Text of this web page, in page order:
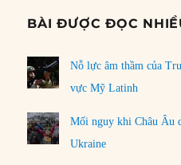
BÀI ĐƯỢC ĐỌC
Nỗ lực âm thầm của
vực Mỹ Latinh
Mối nguy khi Châu Âu
Ukraine